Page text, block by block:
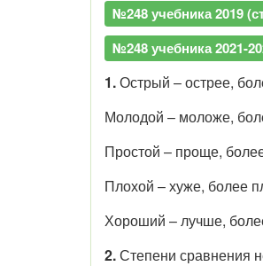
№248 учебника 2019
№248 учебника 2021-
1.Острый – острее,
Молодой – моложе,
Простой – проще,
Плохой – хуже, более
Хороший – лучше,
2.Степени сравнения